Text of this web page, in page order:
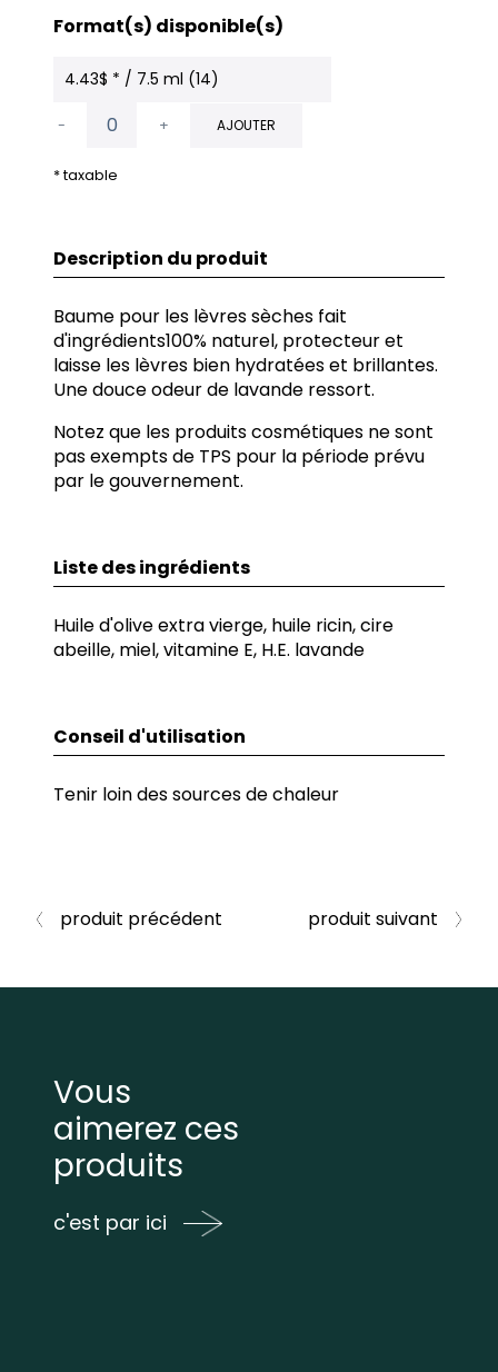
Format(s) disponible(s)
4.43$ * / 7.5 ml (14)
- + AJOUTER
* taxable
Description du produit
Baume pour les lèvres sèches fait
d'ingrédients100% naturel, protecteur et
laisse les lèvres bien hydratées et brillantes.
Une douce odeur de lavande ressort.
Notez que les produits cosmétiques ne sont
pas exempts de TPS pour la période prévu
par le gouvernement.
Liste des ingrédients
Huile d'olive extra vierge, huile ricin, cire
abeille, miel, vitamine E, H.E. lavande
Conseil d'utilisation
Tenir loin des sources de chaleur
produit précédent produit suivant
Vous
aimerez ces
produits
c'est par ici